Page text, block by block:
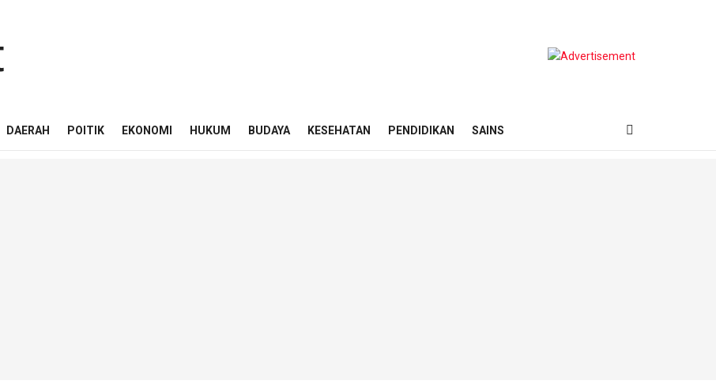
DAERAH POITIK EKONOMI HUKUM BUDAYA KESEHATAN PENDIDIKAN SAINS